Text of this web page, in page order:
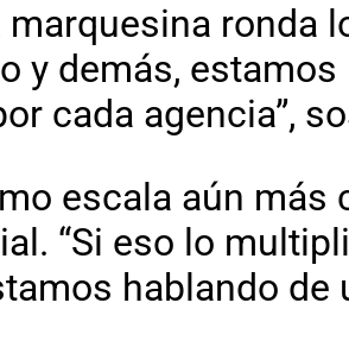
marquesina ronda
y demás,
cada agencia”,
escala aún
“Si eso lo
hablando